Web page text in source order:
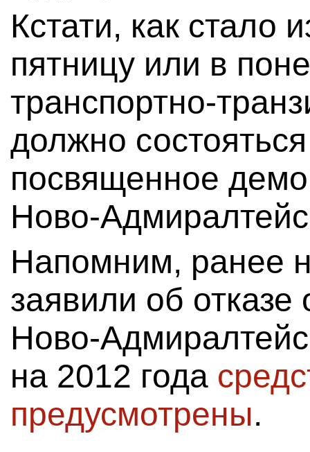
Кстати, как стало
пятницу или в
транспортно-
должно
посвященное
Ново-
Напомним, ранее
заявили об отказе
Ново-
на 2012 года
предусмотрены.